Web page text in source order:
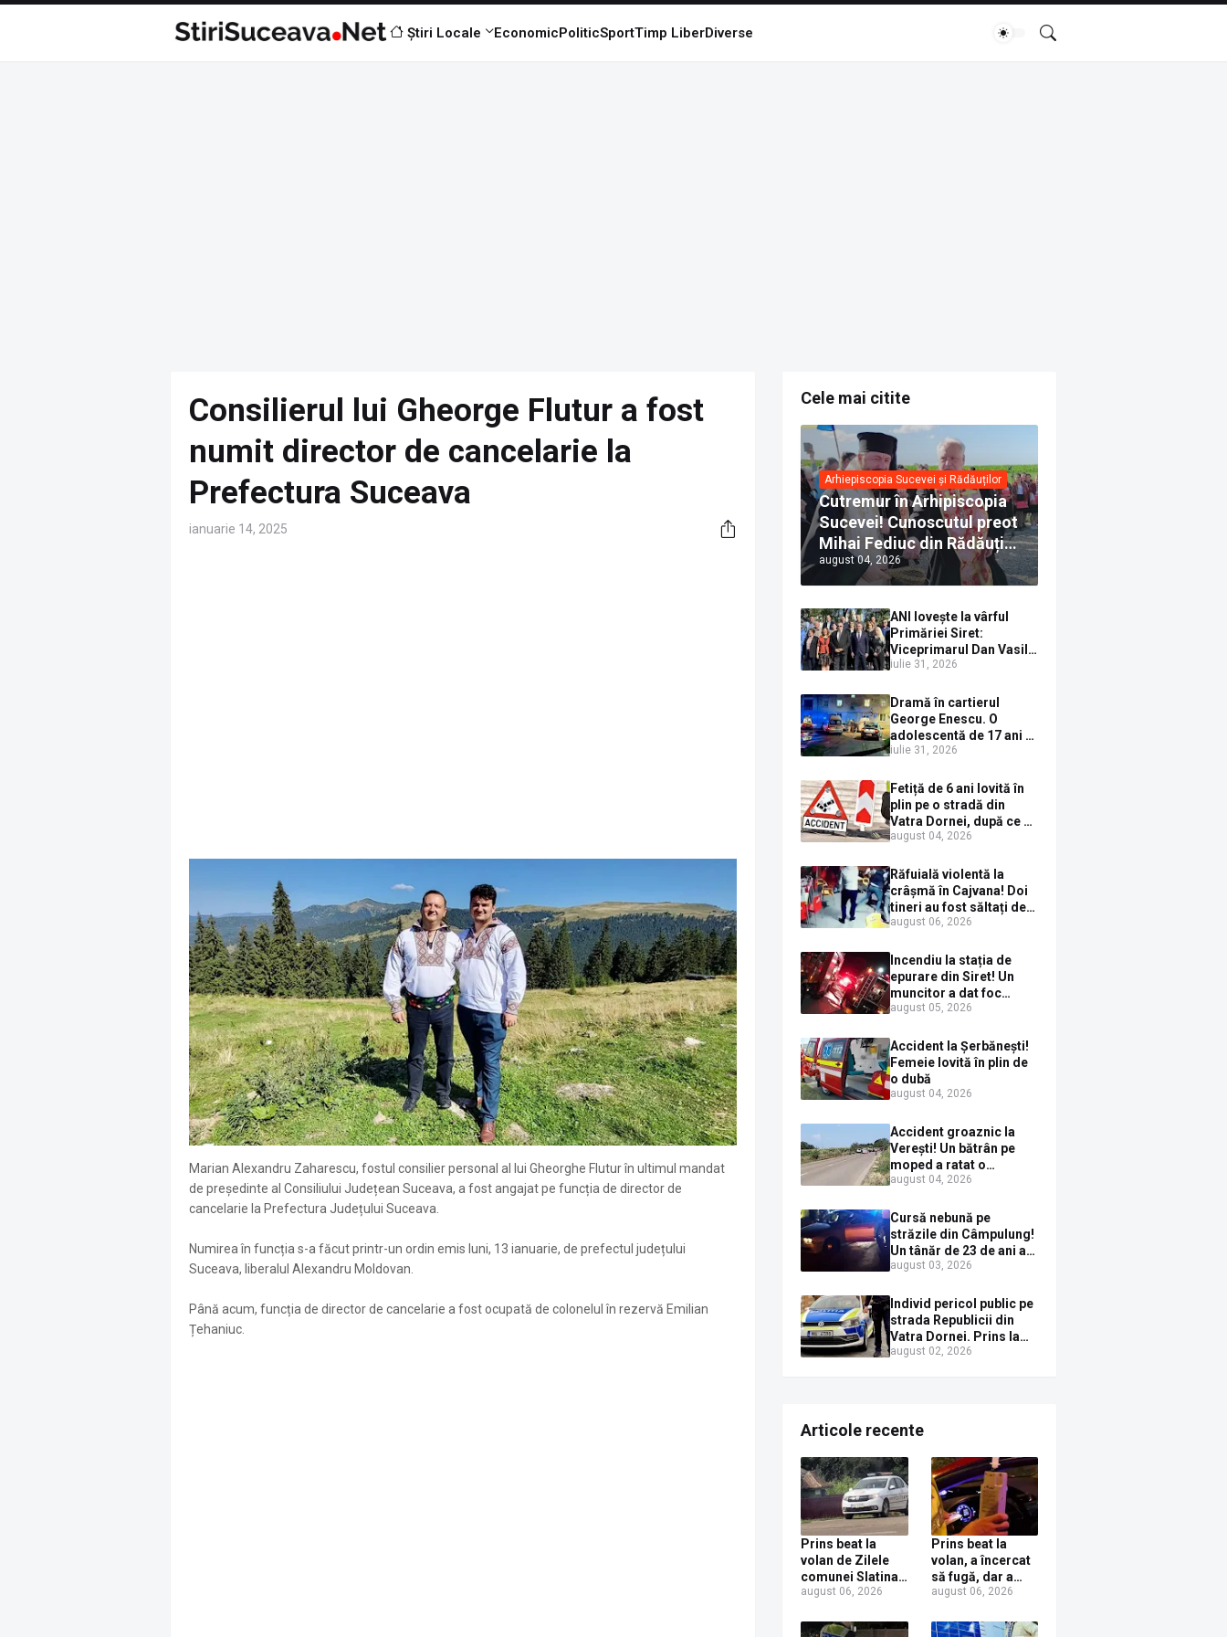
Știri Locale EconomicPoliticSportTimp LiberDiverse
Consilierul lui Gheorge Flutur a fost
numit director de cancelarie la
Prefectura Suceava
ianuarie 14, 2025
Marian Alexandru Zaharescu, fostul consilier personal al lui Gheorghe Flutur în ultimul mandat
de președinte al Consiliului Județean Suceava, a fost angajat pe funcția de director de
cancelarie la Prefectura Județului Suceava.
Numirea în funcția s-a făcut printr-un ordin emis luni, 13 ianuarie, de prefectul județului
Suceava, liberalul Alexandru Moldovan.
Până acum, funcția de director de cancelarie a fost ocupată de colonelul în rezervă Emilian
Țehaniuc.
Cele mai citite
Arhiepiscopia Sucevei și Rădăuților
Cutremur în Arhipiscopia
Sucevei! Cunoscutul preot
Mihai Fediuc din Rădăuți a
trecut la Biserica Creștină
Ortodoxă Valahă. ÎPS
Calinic anunță că îi
pregătește judecata
canonică
august 04, 2026
ANI lovește la vârful
Primăriei Siret:
Viceprimarul Dan Vasile
Sauciuc, declarat
cumul de funcții
iulie 31, 2026
Dramă în cartierul
George Enescu. O
adolescentă de 17 ani s-
a aruncat de la etajul 4
părinții, pe fondul
consumului de alcool în
exces la o petrecere
iulie 31, 2026
Fetiță de 6 ani lovită în
plin pe o stradă din
Vatra Dornei, după ce a
ieșit în fața mașinii prin
august 04, 2026
Răfuială violentă la
crâșmă în Cajvana! Doi
tineri au fost săltați de
polițiști după un scandal
distruse
august 06, 2026
Incendiu la stația de
epurare din Siret! Un
muncitor a dat foc
pompelor de apă în timp
combustibil
august 05, 2026
Accident la Șerbănești!
Femeie lovită în plin de
o dubă
august 04, 2026
Accident groaznic la
Verești! Un bătrân pe
moped a ratat o
depășire și a ajuns sub
august 04, 2026
Cursă nebună pe
străzile din Câmpulung!
Un tânăr de 23 de ani a
fugit de poliție cu un
un gard de pe strada
Sirenei
august 03, 2026
Individ pericol public pe
strada Republicii din
Vatra Dornei. Prins la
volan cu mașina
august 02, 2026
Articole recente
Prins beat la
volan de Zilele
comunei Slatina!
Un localnic s-a
penal după ce a
august 06, 2026
Prins beat la
volan, a încercat
să fugă, dar a
fost prins de
Candrenilor.
august 06, 2026